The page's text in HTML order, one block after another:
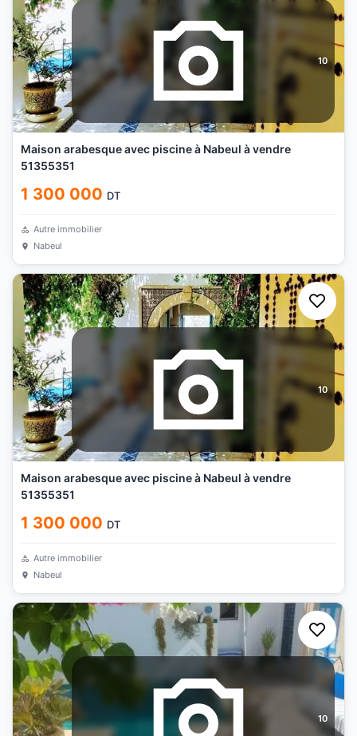
10
Maison arabesque avec piscine à Nabeul à vendre
51355351
1 300 000 DT
Autre immobilier
Nabeul
10
Maison arabesque avec piscine à Nabeul à vendre
51355351
1 300 000 DT
Autre immobilier
Nabeul
10